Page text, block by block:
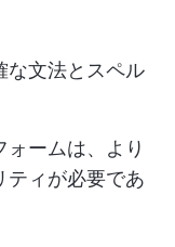
な文法とスペル
ームは、より
ティが必要であ